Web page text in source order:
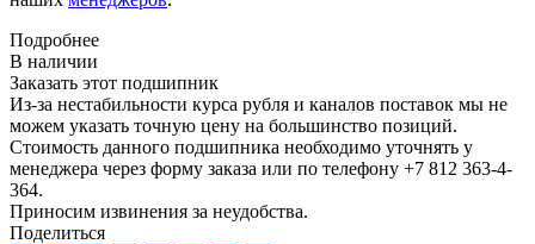
Подробнее
В наличии
Заказать этот подшипник
Из-за нестабильности курса рубля и каналов поставок мы не
можем указать точную цену на большинство позиций.
Стоимость данного подшипника необходимо уточнять у
менеджера через форму заказа или по телефону +7 812 363-4-
364.
Приносим извинения за неудобства.
Поделиться